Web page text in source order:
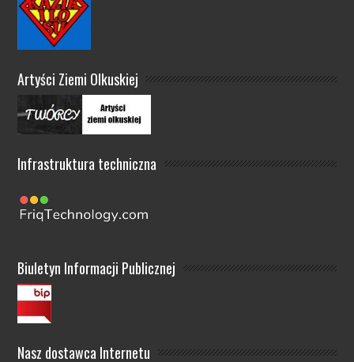
Artyści Ziemi Olkuskiej
Infrastruktura techniczna
Biuletyn Informacji Publicznej
Nasz dostawca Internetu